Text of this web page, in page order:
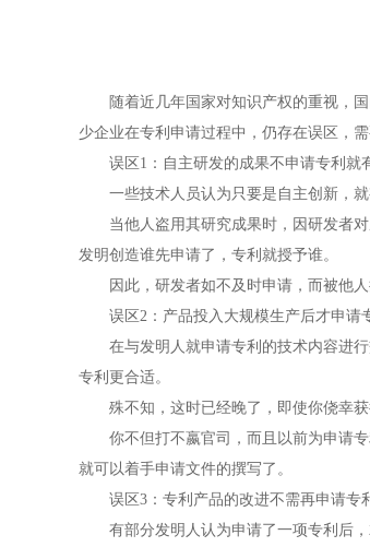
随着近几年国家对知识产权的重视，国
少企业在专利申请过程中，仍存在误区，需
误区1：自主研发的成果不申请专利就有
一些技术人员认为只要是自主创新，就
当他人盗用其研究成果时，因研发者对
发明创造谁先申请了，专利就授予谁。
因此，研发者如不及时申请，而被他人
误区2：产品投入大规模生产后才申请专
在与发明人就申请专利的技术内容进行
专利更合适。
殊不知，这时已经晚了，即使你侥幸获
你不但打不嬴官司，而且以前为申请专
就可以着手申请文件的撰写了。
误区3：专利产品的改进不需再申请专
有部分发明人认为申请了一项专利后，